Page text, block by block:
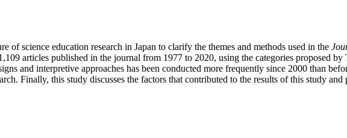
of science education research in Japan to clarify the themes and methods used in the
articles published in the journal from 1977 to 2020, using the categories proposed
and interpretive approaches has been conducted more frequently since 2000 than
Finally, this study discusses the factors that contributed to the results of this study